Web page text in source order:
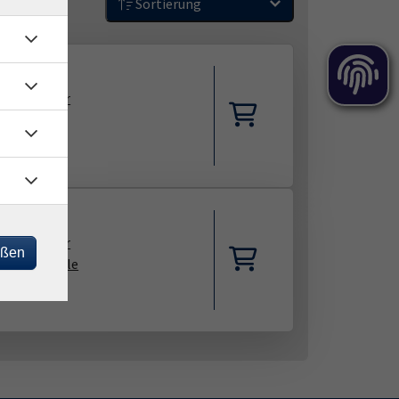
Sortierung
Uhr
Schmunk
–17:00
Uhr